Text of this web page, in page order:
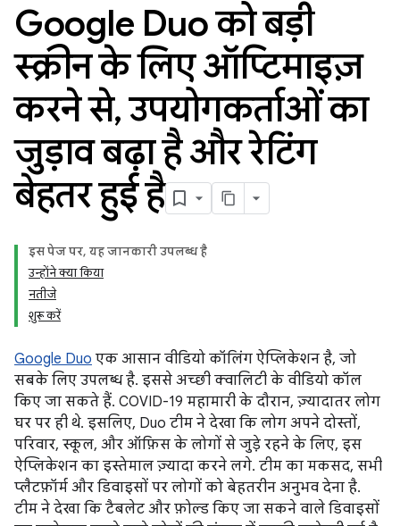
Google Duo को बड़ी
स्क्रीन के लिए ऑप्टिमाइज़
करने से,उपयोगकर्ताओं का
जुड़ाव बढ़ा है और रेटिंग
बेहतर हुई है
इस पेज पर, यह जानकारी उपलब्ध है
उन्होंने क्या किया
नतीजे
शुरू करें
Google Duo एक आसान वीडियो कॉलिंग ऐप्लिकेशन है, जो
सबके लिए उपलब्ध है. इससे अच्छी क्वालिटी के वीडियो कॉल
किए जा सकते हैं. COVID-19 महामारी के दौरान, ज़्यादातर लोग
घर पर ही थे. इसलिए, Duo टीम ने देखा कि लोग अपने दोस्तों,
परिवार, स्कूल, और ऑफ़िस के लोगों से जुड़े रहने के लिए, इस
ऐप्लिकेशन का इस्तेमाल ज़्यादा करने लगे. टीम का मकसद, सभी
प्लैटफ़ॉर्म और डिवाइसों पर लोगों को बेहतरीन अनुभव देना है.
टीम ने देखा कि टैबलेट और फ़ोल्ड किए जा सकने वाले डिवाइसों